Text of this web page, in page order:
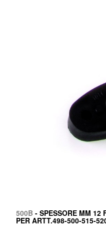
500B - SPESSORE MM 12
PER ARTT.498-500-515-